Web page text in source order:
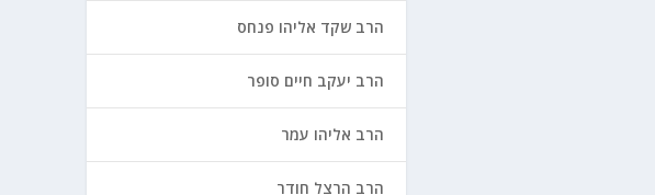
הרב שקד אליהו פנחס
הרב יעקב חיים סופר
הרב אליהו עמר
הרב הרצל חודר